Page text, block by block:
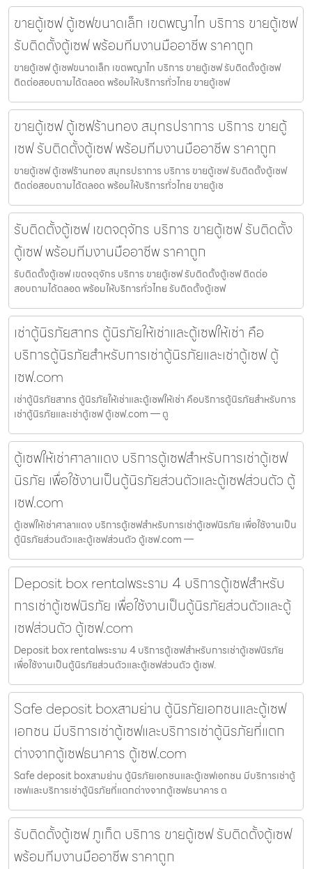
ขายตู้เซฟ ตู้เซฟขนาดเล็ก เขตพญาไท บริการ ขายตู้เซฟ
รับติดตั้งตู้เซฟ พร้อมทีมงานมืออาชีพ ราคาถูก
ขายตู้เซฟ ตู้เซฟขนาดเล็ก เขตพญาไท บริการ ขายตู้เซฟ รับติดตั้งตู้เซฟ
ติดต่อสอบถามได้ตลอด พร้อมให้บริการทั่วไทย ขายตู้เซฟ
ขายตู้เซฟ ตู้เซฟร้านทอง สมุทรปราการ บริการ ขายตู้
เซฟ รับติดตั้งตู้เซฟ พร้อมทีมงานมืออาชีพ ราคาถูก
ขายตู้เซฟ ตู้เซฟร้านทอง สมุทรปราการ บริการ ขายตู้เซฟ รับติดตั้งตู้เซฟ
ติดต่อสอบถามได้ตลอด พร้อมให้บริการทั่วไทย ขายตู้เซ
รับติดตั้งตู้เซฟ เขตจตุจักร บริการ ขายตู้เซฟ รับติดตั้ง
ตู้เซฟ พร้อมทีมงานมืออาชีพ ราคาถูก
รับติดตั้งตู้เซฟ เขตจตุจักร บริการ ขายตู้เซฟ รับติดตั้งตู้เซฟ ติดต่อ
สอบถามได้ตลอด พร้อมให้บริการทั่วไทย รับติดตั้งตู้เซฟ
เช่าตู้นิรภัยสาทร ตู้นิรภัยให้เช่าและตู้เซฟให้เช่า คือ
บริการตู้นิรภัยสำหรับการเช่าตู้นิรภัยและเช่าตู้เซฟ ตู้
เซฟ.com
เช่าตู้นิรภัยสาทร ตู้นิรภัยให้เช่าและตู้เซฟให้เช่า คือบริการตู้นิรภัยสำหรับการ
เช่าตู้นิรภัยและเช่าตู้เซฟ ตู้เซฟ.com — ตู
ตู้เซฟให้เช่าศาลาแดง บริการตู้เซฟสำหรับการเช่าตู้เซฟ
นิรภัย เพื่อใช้งานเป็นตู้นิรภัยส่วนตัวและตู้เซฟส่วนตัว ตู้
เซฟ.com
ตู้เซฟให้เช่าศาลาแดง บริการตู้เซฟสำหรับการเช่าตู้เซฟนิรภัย เพื่อใช้งานเป็น
ตู้นิรภัยส่วนตัวและตู้เซฟส่วนตัว ตู้เซฟ.com —
Deposit box rentalพระราม 4 บริการตู้เซฟสำหรับ
การเช่าตู้เซฟนิรภัย เพื่อใช้งานเป็นตู้นิรภัยส่วนตัวและตู้
เซฟส่วนตัว ตู้เซฟ.com
Deposit box rentalพระราม 4 บริการตู้เซฟสำหรับการเช่าตู้เซฟนิรภัย
เพื่อใช้งานเป็นตู้นิรภัยส่วนตัวและตู้เซฟส่วนตัว ตู้เซฟ.
Safe deposit boxสามย่าน ตู้นิรภัยเอกชนและตู้เซฟ
เอกชน มีบริการเช่าตู้เซฟและบริการเช่าตู้นิรภัยที่แตก
ต่างจากตู้เซฟธนาคาร ตู้เซฟ.com
Safe deposit boxสามย่าน ตู้นิรภัยเอกชนและตู้เซฟเอกชน มีบริการเช่าตู้
เซฟและบริการเช่าตู้นิรภัยที่แตกต่างจากตู้เซฟธนาคาร ต
รับติดตั้งตู้เซฟ ภูเก็ต บริการ ขายตู้เซฟ รับติดตั้งตู้เซฟ
พร้อมทีมงานมืออาชีพ ราคาถูก